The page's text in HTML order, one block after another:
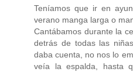
Teníamos que ir en
verano manga larga o
Cantábamos durante la
detrás de todas las
daba cuenta, no nos lo
veía la espalda, hasta